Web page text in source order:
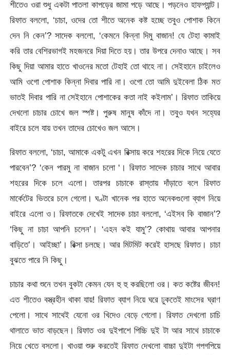
শীতেও ওরা শুধু একটা পাতলা কাপড়ের জামা পড়ে আছে। পড়নেও হাফপ্যান্ট।
রিফাত বললো, ‘চাচা, ওদের তো শীতে অনেক কষ্ট হচ্ছে তবুও পোশাক কিনে
দেন নি কেন’? সাদেক বললো, ‘কেমনে কিন্না দিমু বাজান! যে টেহা কামাই
করি তার বেশিরভাগই মহজনরে দিয়া দিতে হয়। তার উপরে দেনাও আছে। সব
কিছু দিয়া আমার হাতে খাওনের মতো টেহাই তো থাহে না। সেইহানে চাইলেও
আমি ওগো পোশাক কিন্না দিবার পারি না। ওগো তো আমি দুইবেলা ঠিক মত
ভাতই দিবার পারি না সেইহানে পোশাকের কতা নাই কইলাম’। রিফাত তাকিয়ে
দেখলো চাচার চোখে জল স্পষ্ট। পুরুষ মানুষ কাঁদে না। তবুও যখন সহ্যের
বাইরে চলে যায় তখন তাদের চোখেও জল আসে।
রিফাত বললো, ‘চাচা, আমাকে একটু এখন রিক্সায় করে শহরের দিকে নিয়ে যেতে
পারবেন’? ‘কেন পারমু না বাজান চলো ‘। রিফাত সাদেক চাচার সাথে আবার
শহরের দিকে চলে এলো। তারপর চাচাকে রাস্তায় দাঁড়াতে বলে রিফাত
মার্কেটের ভিতরে চলে গেলো। ঘণ্টা খানেক পর হাতে অনেকগুলো ব্যাগ নিয়ে
বাইরে এলো ও। রিফাতকে দেখেই সাদেক চাচা বললো, ‘এইসব কি বাজান’?
‘কিছু না চাচা আপনি চলেন’। ‘এহন কই যামু’? কোথায় আবার আপনার
বাড়িতে’। আইচ্ছা’। রিক্সা চলছে। আর মিটমিট করেই হাসছে রিফাত। চাচা
বুঝতে পারে নি কিছু।
চাচার কথা শুনে তখন বুকটা কেমন যেন হু হু করছিলো ওর। কত কষ্টের জীবন!
এত শীতেও বস্ত্রহীন থাকা যায়! রিফাত ব্যাগ নিয়ে ঘরে ঢুকতেই মাংসের ঘ্রাণ
পেলো। সাথে সাথেই যেনো ওর খিদেও বেড়ে গেলো। রিফাত দেখলো চাচি
থালাতে ভাত বাড়ছেন। রিফাত ওর দুইপাশে পিচ্চি দুই টা আর সাথে চাচাকে
নিয়ে খেতে বসলো। খাওয়া শুরু করতেই রিফাত দেখলো বাচ্চা দুইটা গপগপিয়ে